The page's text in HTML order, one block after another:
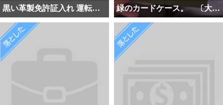
黒い革製免許証入れ 運転免許証 緑のカードケース。 〔大・・・